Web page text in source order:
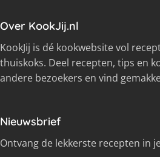
Over KookJij.nl
KookJij is dé kookwebsite vol
thuiskoks. Deel recepten, tips en
andere bezoekers en vind
Nieuwsbrief
Ontvang de lekkerste recepten in